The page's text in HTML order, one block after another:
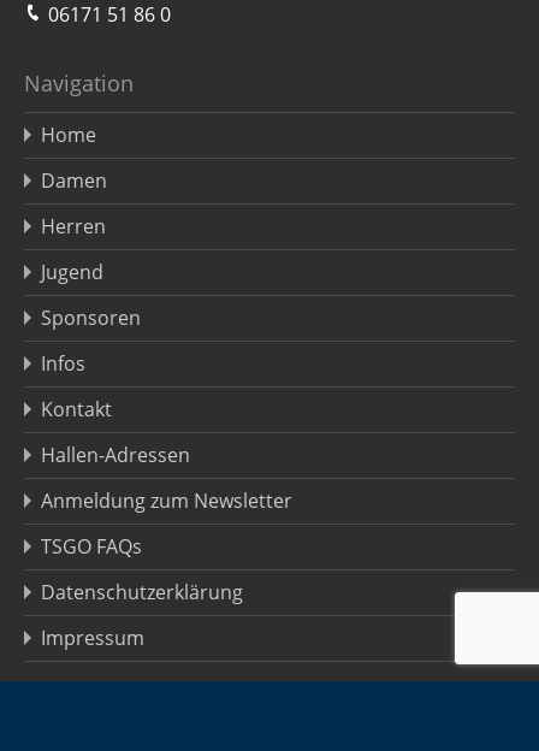
06171 51 86 0
Navigation
Home
Damen
Herren
Jugend
Sponsoren
Infos
Kontakt
Hallen-Adressen
Anmeldung zum Newsletter
TSGO FAQs
Datenschutzerklärung
Impressum